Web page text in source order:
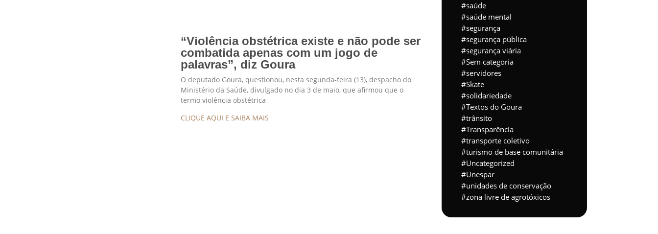
“Violência obstétrica existe e não pode ser
combatida apenas com um jogo de
palavras”, diz Goura
O deputado Goura, questionou, nesta segunda-feira (13), despacho do
Ministério da Saúde, divulgado no dia 3 de maio, que afirmou que o
termo violência obstétrica
CLIQUE AQUI E SAIBA MAIS
saúde
saúde mental
segurança
segurança pública
segurança viária
Sem categoria
servidores
Skate
solidariedade
Textos do Goura
trânsito
Transparência
transporte coletivo
turismo de base comunitária
Uncategorized
Unespar
unidades de conservação
zona livre de agrotóxicos